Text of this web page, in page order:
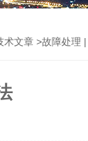
术文章>故障处理 |